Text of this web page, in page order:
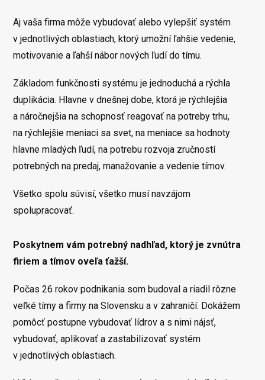
Aj vaša firma môže vybudovať alebo vylepšiť systém
v jednotlivých oblastiach, ktorý umožní ľahšie vedenie,
motivovanie a ľahší nábor nových ľudí do tímu.
Základom funkčnosti systému je jednoduchá a rýchla
duplikácia. Hlavne v dnešnej dobe, ktorá je rýchlejšia
a náročnejšia na schopnosť reagovať na potreby trhu,
na rýchlejšie meniaci sa svet, na meniace sa hodnoty
hlavne mladých ľudí, na potrebu rozvoja zručností
potrebných na predaj, manažovanie a vedenie tímov.
Všetko spolu súvisí, všetko musí navzájom
spolupracovať.
Poskytnem vám potrebný nadhľad, ktorý je zvnútra
firiem a tímov oveľa ťažší.
Počas 26 rokov podnikania som budoval a riadil rôzne
veľké tímy a firmy na Slovensku a v zahraničí. Dokážem
pomôcť postupne vybudovať lídrov a s nimi nájsť,
vybudovať, aplikovať a zastabilizovať systém
v jednotlivých oblastiach.